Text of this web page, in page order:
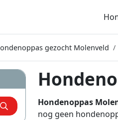
gezocht Molenveld
Hondenoppas
nog geen